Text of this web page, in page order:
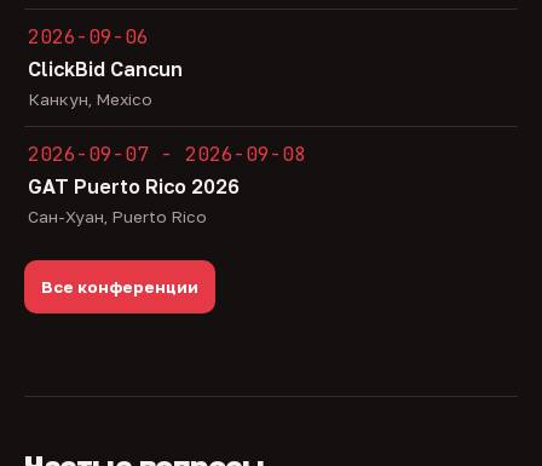
2026-09-06
ClickBid Cancun
Канкун, Mexico
2026-09-07 - 2026-09-08
GAT Puerto Rico 2026
Сан-Хуан, Puerto Rico
Все конференции